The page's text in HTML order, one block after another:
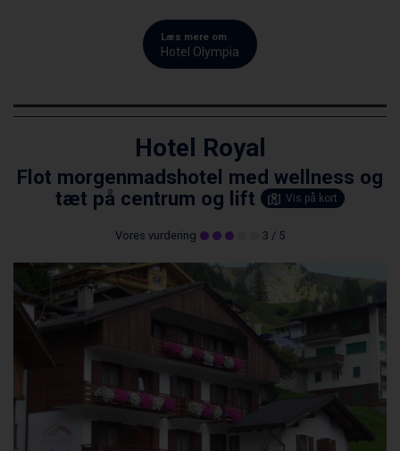
Læs mere om
Hotel Olympia
Hotel Royal
Flot morgenmadshotel med wellness og
tæt på centrum og lift
Vis på kort
Vores vurdering 3 / 5